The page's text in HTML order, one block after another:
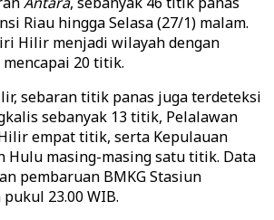
Riau hingga Selasa (27/1) malam.
Hilir menjadi wilayah dengan
20 titik.
sebaran titik panas juga terdeteksi
sebanyak 13 titik, Pelalawan
empat titik, serta Kepulauan
Hulu masing-masing satu titik. Data
pembaruan BMKG Stasiun
23.00 WIB.